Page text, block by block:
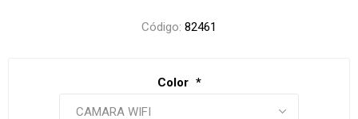
Código: 82461
Color *